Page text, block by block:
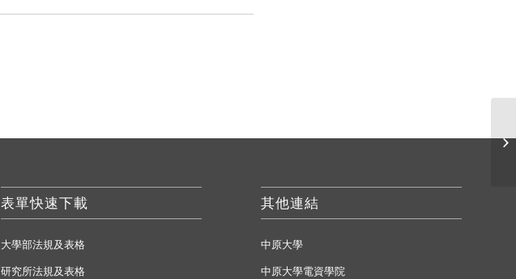
表單快速下載
大學部法規及表格
研究所法規及表格
其他連結
中原大學
中原大學電資學院